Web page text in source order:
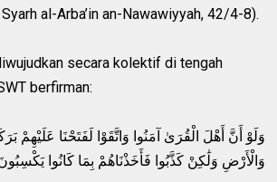
al-Arba’in an-Nawawiyyah, 42/4-8).
secara kolektif di tengah
berfirman:
وَلَوْ أَنَّ أَهْلَ الْقُرَىٰ آمَنُوا وَاتَّقَوْا لَفَتَحْنَا عَلَيْهِمْ
وَالْأَرْضِ وَلَٰكِنْ كَذَّبُوا فَأَخَذْنَاهُمْ بِمَا كَانُوا